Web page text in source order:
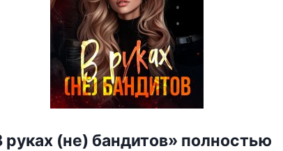
руках (не) бандитов» полностью